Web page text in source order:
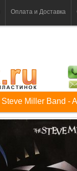
Оплата и Доставка
Steve Miller Band -